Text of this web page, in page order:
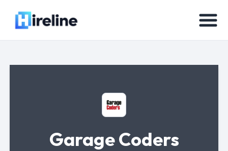
Garage Coders